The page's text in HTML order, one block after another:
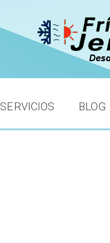
SERVICIOS BLOG